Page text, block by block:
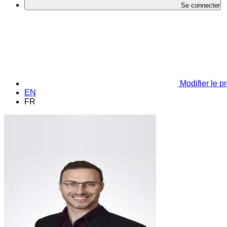
Se connecter
Modifier le
EN
FR